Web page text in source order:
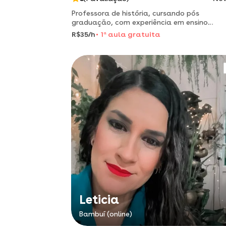
Professora de história, cursando pós
graduação, com experiência em ensino
fundamental e médio
R$35/h 1 a aula gratuita
Leticia
Bambuí (online)